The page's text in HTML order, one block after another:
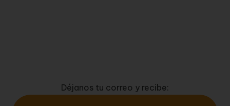
Déjanos tu correo y recibe: